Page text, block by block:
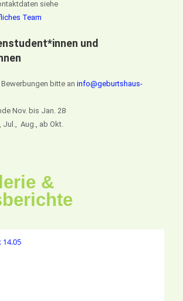
siehe
Team
und
Bewerbungen bitte aninfo@geburtshaus-
Nov. bis Jan. 28
Jul., Aug., ab Okt.
&